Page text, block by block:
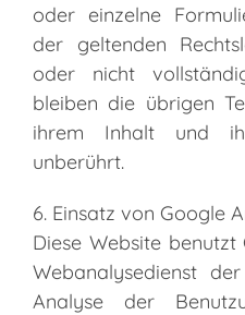
oder einzelne
der geltenden
oder nicht
bleiben die übrigen
ihrem Inhalt und
unberührt.
6. Einsatz von Google
Diese Website
Webanalysedienst
Analyse der